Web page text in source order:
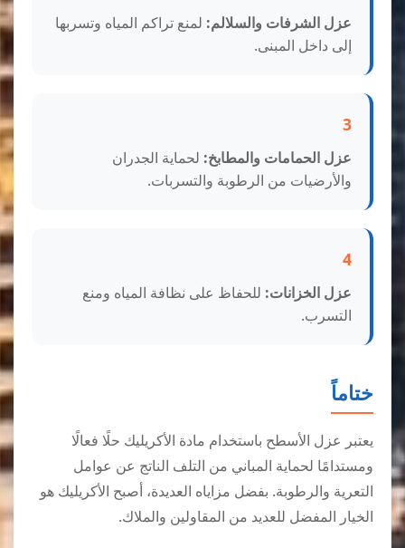
عزل الشرفات والسلالم: لمنع تراكم المياه وتسربها
إلى داخل المبنى.
3
عزل الحمامات والمطابخ: لحماية الجدران
والأرضيات من الرطوبة والتسربات.
4
عزل الخزانات: للحفاظ على نظافة المياه ومنع
التسرب.
ختاماً
يعتبر عزل الأسطح باستخدام مادة الأكريليك حلًا فعالًا
ومستدامًا لحماية المباني من التلف الناتج عن عوامل
التعرية والرطوبة. بفضل مزاياه العديدة، أصبح الأكريليك هو
الخيار المفضل للعديد من المقاولين والملاك.